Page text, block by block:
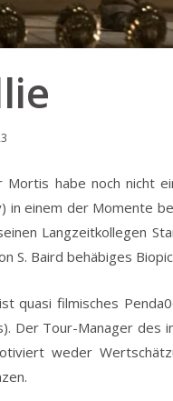
Mortis habe noch nicht
in einem der Momente
Langzeitkollegen
S. Baird behäbiges
quasi filmisches
Der Tour-Manager des
weder